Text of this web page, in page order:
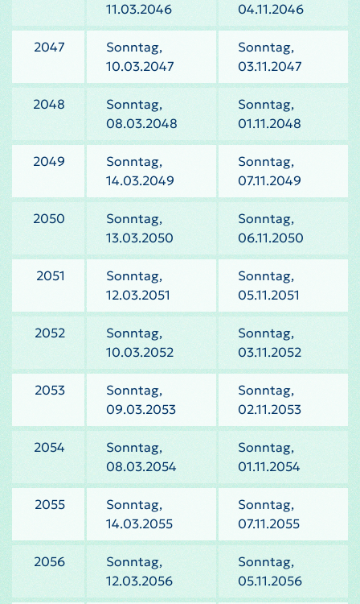
11.03.2046
04.11.2046
2047
Sonntag,
10.03.2047
Sonntag,
03.11.2047
2048
Sonntag,
08.03.2048
Sonntag,
01.11.2048
2049
Sonntag,
14.03.2049
Sonntag,
07.11.2049
2050
Sonntag,
13.03.2050
Sonntag,
06.11.2050
2051
Sonntag,
12.03.2051
Sonntag,
05.11.2051
2052
Sonntag,
10.03.2052
Sonntag,
03.11.2052
2053
Sonntag,
09.03.2053
Sonntag,
02.11.2053
2054
Sonntag,
08.03.2054
Sonntag,
01.11.2054
2055
Sonntag,
14.03.2055
Sonntag,
07.11.2055
2056
Sonntag,
12.03.2056
Sonntag,
05.11.2056